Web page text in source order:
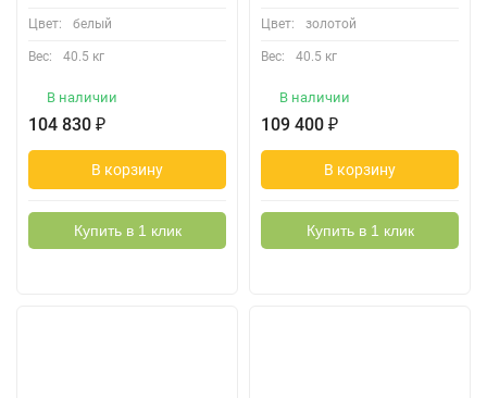
Цвет: белый
Вес: 40.5 кг
В наличии
104 830 ₽
В корзину
Купить в 1 клик
Цвет: золотой
Вес: 40.5 кг
В наличии
109 400 ₽
В корзину
Купить в 1 клик